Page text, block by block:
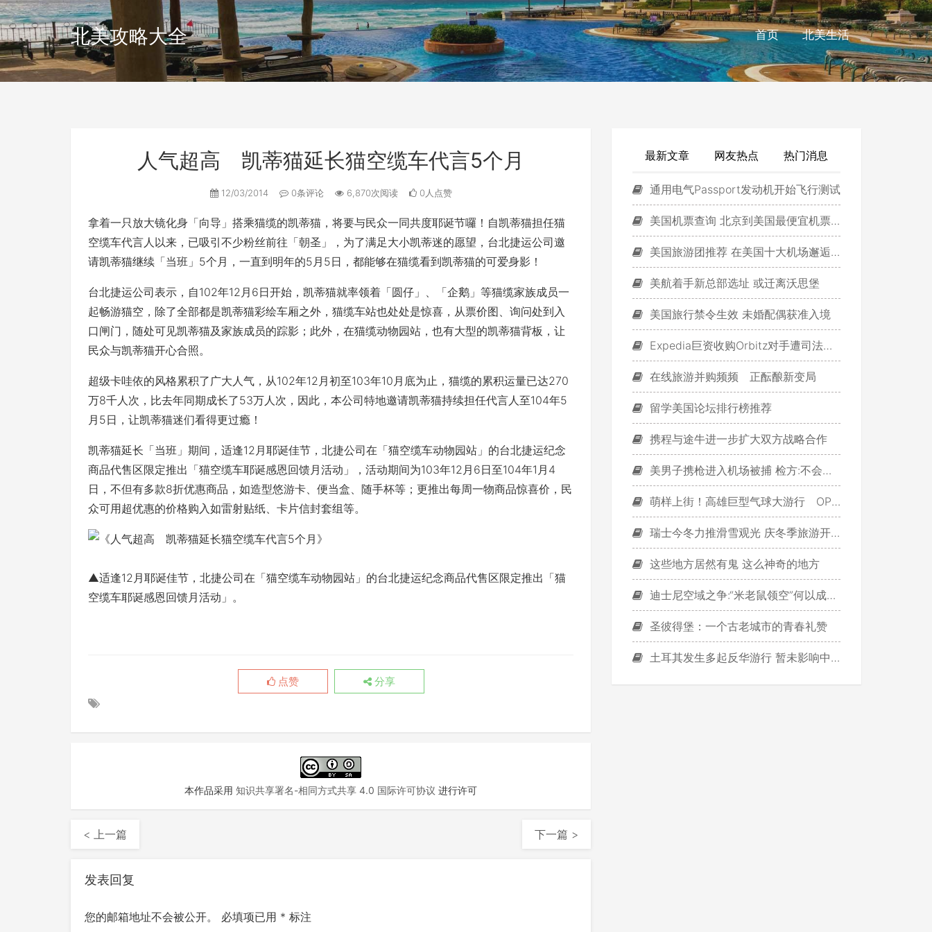
北美攻略大全 首页 北美生活
人气超高 凯蒂猫延长猫空缆车代言5个月
12/03/2014 0条评论 6,870次阅读 0人点赞
拿着一只放大镜化身「向导」搭乘猫缆的凯蒂猫，将要与民众一同共度耶诞节囉！自凯蒂猫担任猫
空缆车代言人以来，已吸引不少粉丝前往「朝圣」，为了满足大小凯蒂迷的愿望，台北捷运公司邀
请凯蒂猫继续「当班」5个月，一直到明年的5月5日，都能够在猫缆看到凯蒂猫的可爱身影！
台北捷运公司表示，自102年12月6日开始，凯蒂猫就率领着「圆仔」、「企鹅」等猫缆家族成员一
起畅游猫空，除了全部都是凯蒂猫彩绘车厢之外，猫缆车站也处处是惊喜，从票价图、询问处到入
口闸门，随处可见凯蒂猫及家族成员的踪影；此外，在猫缆动物园站，也有大型的凯蒂猫背板，让
民众与凯蒂猫开心合照。
超级卡哇依的风格累积了广大人气，从102年12月初至103年10月底为止，猫缆的累积运量已达270
万8千人次，比去年同期成长了53万人次，因此，本公司特地邀请凯蒂猫持续担任代言人至104年5
月5日，让凯蒂猫迷们看得更过瘾！
凯蒂猫延长「当班」期间，适逢12月耶诞佳节，北捷公司在「猫空缆车动物园站」的台北捷运纪念
商品代售区限定推出「猫空缆车耶诞感恩回馈月活动」，活动期间为103年12月6日至104年1月4
日，不但有多款8折优惠商品，如造型悠游卡、便当盒、随手杯等；更推出每周一物商品惊喜价，民
众可用超优惠的价格购入如雷射贴纸、卡片信封套组等。
▲适逢12月耶诞佳节，北捷公司在「猫空缆车动物园站」的台北捷运纪念商品代售区限定推出「猫
空缆车耶诞感恩回馈月活动」。
点赞 分享
本作品采用 知识共享署名-相同方式共享 4.0 国际许可协议 进行许可
< 上一篇 下一篇 >
发表回复
您的邮箱地址不会被公开。 必填项已用 * 标注
最新文章 网友热点 热门消息
通用电气Passport发动机开始飞行测试
美国机票查询 北京到美国最便宜机票多少钱
美国旅游团推荐 在美国十大机场邂逅美食!
美航着手新总部选址 或迁离沃思堡
美国旅行禁令生效 未婚配偶获准入境
Expedia巨资收购Orbitz对手遭司法部调查
在线旅游并购频频 正酝酿新变局
留学美国论坛排行榜推荐
携程与途牛进一步扩大双方战略合作
美男子携枪进入机场被捕 检方:不会提起诉讼
萌样上街！高雄巨型气球大游行 OPEN小将牵手凯蒂猫
瑞士今冬力推滑雪观光 庆冬季旅游开展150周年
这些地方居然有鬼 这么神奇的地方
迪士尼空域之争:“米老鼠领空”何以成禁飞区
圣彼得堡：一个古老城市的青春礼赞
土耳其发生多起反华游行 暂未影响中国赴土游